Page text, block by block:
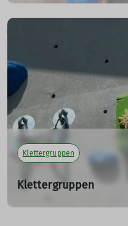
Wir über uns
Wir Kletteryogis treffen
am Turm. Mit
klettern am Turm:
Wer einfach nur Spaß
verbessern möchte ist
Interesse melde Dich
Kletterschein Vorstieg ist
Kontakt: Inge Förster
Mobil: 0172 2841976
Klettergruppen
Klettergruppen
Wir haben vier